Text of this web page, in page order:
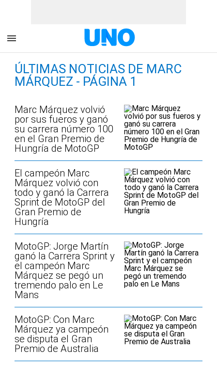
ÚLTIMAS NOTICIAS DE MARC
MÁRQUEZ - PÁGINA 1
Marc Márquez volvió
por sus fueros y ganó
su carrera número 100
en el Gran Premio de
Hungría de MotoGP
El campeón Marc
Márquez volvió con
todo y ganó la Carrera
Sprint de MotoGP del
Gran Premio de
Hungría
MotoGP: Jorge Martín
ganó la Carrera Sprint y
el campeón Marc
Márquez se pegó un
tremendo palo en Le
Mans
MotoGP: Con Marc
Márquez ya campeón
se disputa el Gran
Premio de Australia